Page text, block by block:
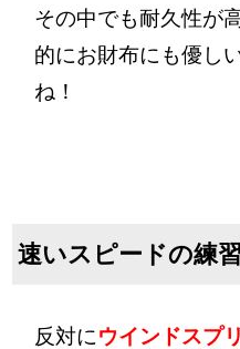
その中でも耐久性が
的にお財布にも優し
ね！
速いスピードの練
反対にウインドスプ